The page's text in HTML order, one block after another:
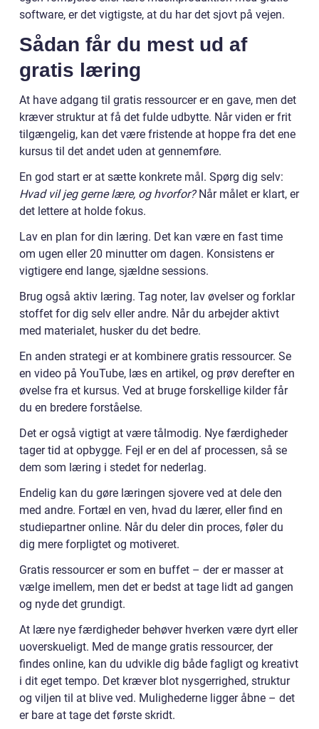
software, er det vigtigste, at du har det sjovt på vejen.
Sådan får du mest ud af
gratis læring
At have adgang til gratis ressourcer er en gave, men det
kræver struktur at få det fulde udbytte. Når viden er frit
tilgængelig, kan det være fristende at hoppe fra det ene
kursus til det andet uden at gennemføre.
En god start er at sætte konkrete mål. Spørg dig selv:
Hvad vil jeg gerne lære, og hvorfor?Når målet er klart, er
det lettere at holde fokus.
Lav en plan for din læring. Det kan være en fast time
om ugen eller 20 minutter om dagen. Konsistens er
vigtigere end lange, sjældne sessions.
Brug også aktiv læring. Tag noter, lav øvelser og forklar
stoffet for dig selv eller andre. Når du arbejder aktivt
med materialet, husker du det bedre.
En anden strategi er at kombinere gratis ressourcer. Se
en video på YouTube, læs en artikel, og prøv derefter en
øvelse fra et kursus. Ved at bruge forskellige kilder får
du en bredere forståelse.
Det er også vigtigt at være tålmodig. Nye færdigheder
tager tid at opbygge. Fejl er en del af processen, så se
dem som læring i stedet for nederlag.
Endelig kan du gøre læringen sjovere ved at dele den
med andre. Fortæl en ven, hvad du lærer, eller find en
studiepartner online. Når du deler din proces, føler du
dig mere forpligtet og motiveret.
Gratis ressourcer er som en buffet – der er masser at
vælge imellem, men det er bedst at tage lidt ad gangen
og nyde det grundigt.
At lære nye færdigheder behøver hverken være dyrt eller
uoverskueligt. Med de mange gratis ressourcer, der
findes online, kan du udvikle dig både fagligt og kreativt
i dit eget tempo. Det kræver blot nysgerrighed, struktur
og viljen til at blive ved. Mulighederne ligger åbne – det
er bare at tage det første skridt.